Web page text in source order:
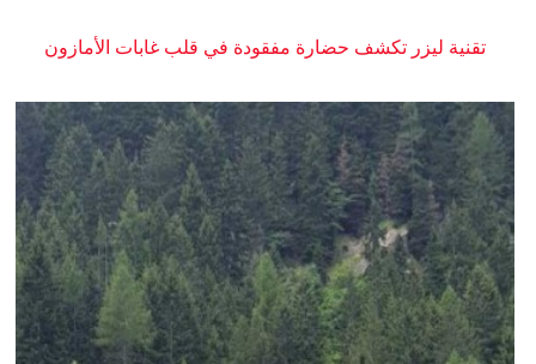
تقنية ليزر تكشف حضارة مفقودة في قلب غابات الأمازون